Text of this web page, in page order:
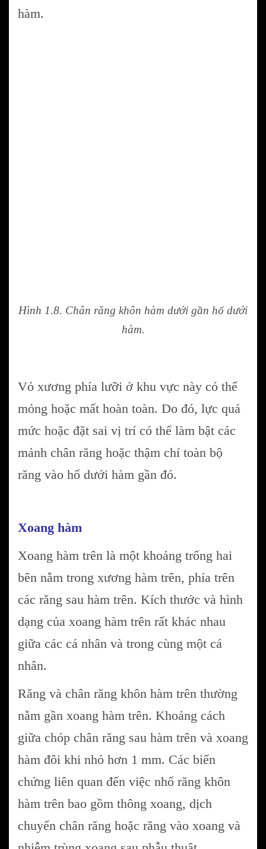
hàm.
Hình 1.8. Chân răng khôn hàm dưới gần hố dưới
hàm.
Vỏ xương phía lưỡi ở khu vực này có thể
mỏng hoặc mất hoàn toàn. Do đó, lực quá
mức hoặc đặt sai vị trí có thể làm bật các
mảnh chân răng hoặc thậm chí toàn bộ
răng vào hố dưới hàm gần đó.
Xoang hàm
Xoang hàm trên là một khoảng trống hai
bên nằm trong xương hàm trên, phía trên
các răng sau hàm trên. Kích thước và hình
dạng của xoang hàm trên rất khác nhau
giữa các cá nhân và trong cùng một cá
nhân.
Răng và chân răng khôn hàm trên thường
nằm gần xoang hàm trên. Khoảng cách
giữa chóp chân răng sau hàm trên và xoang
hàm đôi khi nhỏ hơn 1 mm. Các biến
chứng liên quan đến việc nhổ răng khôn
hàm trên bao gồm thông xoang, dịch
chuyển chân răng hoặc răng vào xoang và